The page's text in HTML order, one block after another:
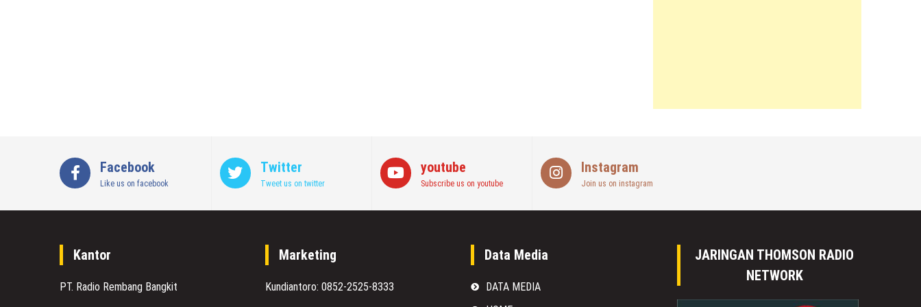
Facebook
Like us on facebook
Twitter
Tweet us on twitter
youtube
Subscribe us on youtube
Instagram
Join us on instagram
Kantor
PT. Radio Rembang Bangkit
Marketing
Kundiantoro: 0852-2525-8333
Data Media
DATA MEDIA
JARINGAN THOMSON RADIO
NETWORK